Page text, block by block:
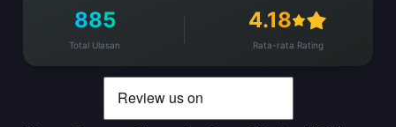
885
Total Ulasan
4.18
Rata-rata Rating